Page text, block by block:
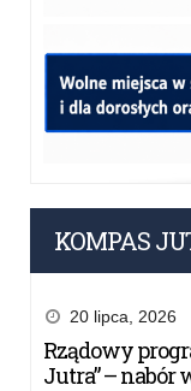
KOMPAS
20 lipca, 2026
Rządowy
Jutra” – nabór